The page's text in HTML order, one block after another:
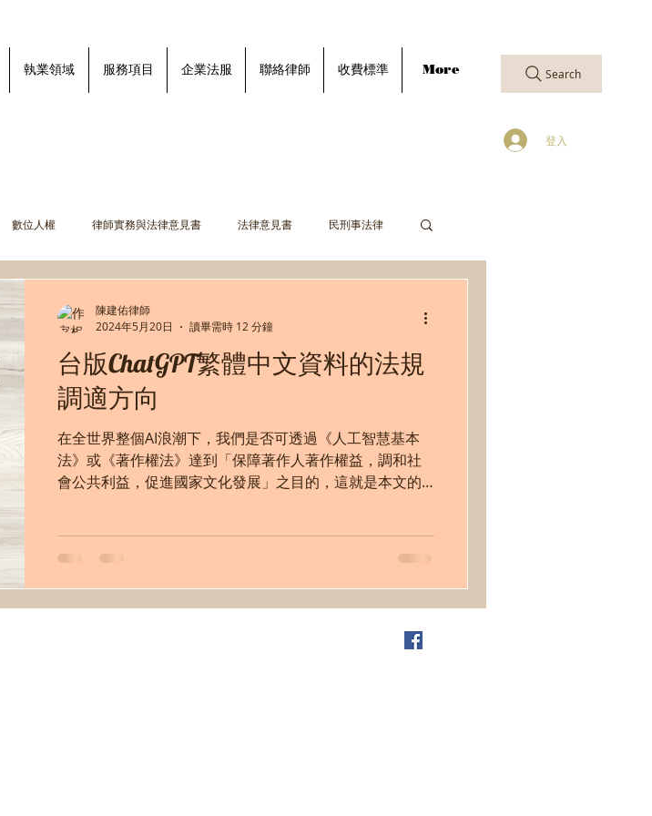
執業領域 服務項目 企業法服 聯絡律師 收費標準 More Search
登入
數位人權 律師實務與法律意見書 法律意見書 民刑事法律
台版ChatGPT繁體中文資料的法規
調適方向
在全世界整個AI浪潮下，我們是否可透過《人工智慧基本
法》或《著作權法》達到「保障著作人著作權益，調和社
會公共利益，促進國家文化發展」之目的，這就是本文的
陳建佑律師
2024年5月20日
讀畢需時 12 分鐘